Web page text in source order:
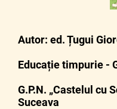
Autor: ed. Țugui
Educație timpurie -
G.P.N. „Castelul cu
Suceava